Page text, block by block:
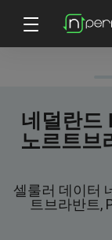
네덜란드
노르트브
셀룰러 데이터
트브라반트,